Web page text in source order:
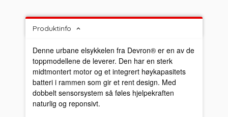
Produktinfo
Denne urbane elsykkelen fra Devron® er en av de
toppmodellene de leverer. Den har en sterk
midtmontert motor og et integrert høykapasitets
batteri i rammen som gir et rent design. Med
dobbelt sensorsystem så føles hjelpekraften
naturlig og reponsivt.